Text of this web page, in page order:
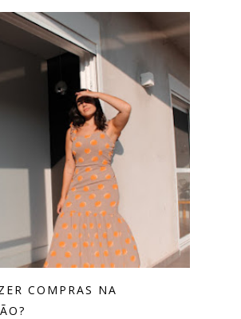
COMPRAS NA